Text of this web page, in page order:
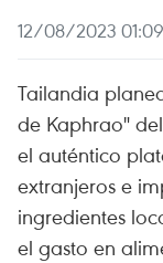
12/08/2023 01:09
Tailandia
de Kaphrao"
el auténtico
extranjeros e
ingredientes
el gasto en